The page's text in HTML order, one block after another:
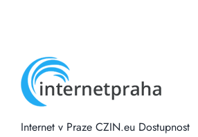
Internet v Praze CZIN.eu Dostupnost